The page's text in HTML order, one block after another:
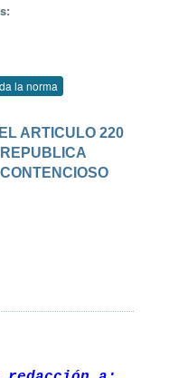
la norma
ARTICULO 220